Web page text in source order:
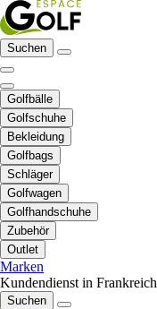
Suchen
Golfbälle
Golfschuhe
Bekleidung
Golfbags
Schläger
Golfwagen
Golfhandschuhe
Zubehör
Outlet
Marken
Kundendienst in Frankreich
Suchen